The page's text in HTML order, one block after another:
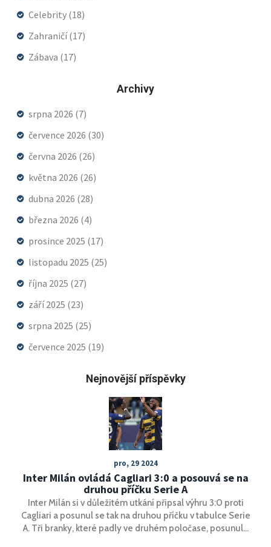
Celebrity (18)
Zahraničí(17)
Zábava (17)
Archivy
srpna 2026 (7)
července 2026 (30)
června 2026 (26)
května 2026 (26)
dubna 2026 (28)
března 2026 (4)
prosince 2025 (17)
listopadu 2025 (25)
října 2025 (27)
září 2025 (23)
srpna 2025 (25)
července 2025 (19)
Nejnovější příspěvky
pro, 29 2024
Inter Milán ovládá Cagliari 3:0 a posouvá se na
druhou příčku Serie A
Inter Milán si v důležitém utkání připsal výhru 3:0 proti
Cagliari a posunul se tak na druhou příčku v tabulce Serie
A. Tři branky, které padly ve druhém poločase, posunuly